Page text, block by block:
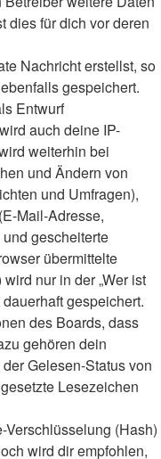
dies für dich vor deren
Nachricht erstellst, so
gespeichert.
Entwurf
auch deine IP-
weiterhin bei
und Ändern von
und Umfragen),
Mail-Adresse,
gescheiterte
übermittelte
nur in der „Wer ist
gespeichert.
des Boards, dass
gehören dein
Gelesen-Status von
Lesezeichen
(Hash)
wird dir empfohlen,